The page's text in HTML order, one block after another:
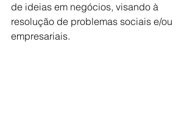
de ideias em negócios, visando à
resolução de problemas sociais e/ou
empresariais.